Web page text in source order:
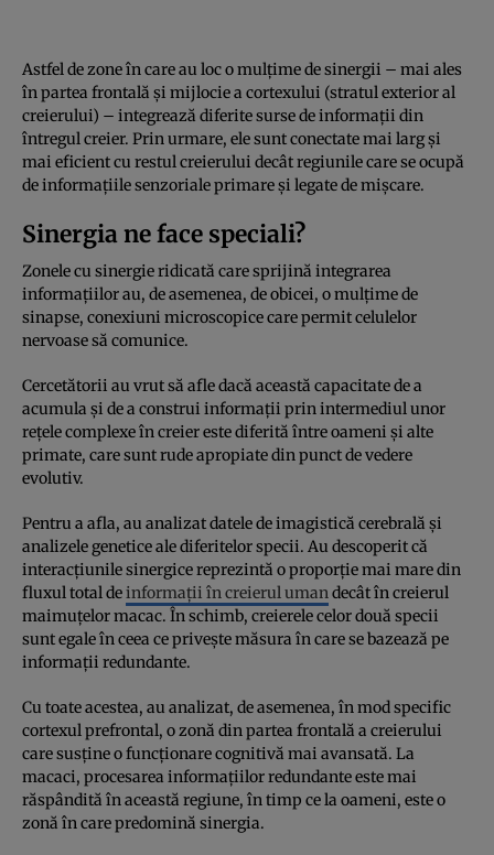
Astfel de zone în care au loc o mulțime de sinergii – mai ales
în partea frontală și mijlocie a cortexului (stratul exterior al
creierului) – integrează diferite surse de informații din
întregul creier. Prin urmare, ele sunt conectate mai larg și
mai eficient cu restul creierului decât regiunile care se ocupă
de informațiile senzoriale primare și legate de mișcare.
Sinergia ne face speciali?
Zonele cu sinergie ridicată care sprijină integrarea
informațiilor au, de asemenea, de obicei, o mulțime de
sinapse, conexiuni microscopice care permit celulelor
nervoase să comunice.
Cercetătorii au vrut să afle dacă această capacitate de a
acumula și de a construi informații prin intermediul unor
rețele complexe în creier este diferită între oameni și alte
primate, care sunt rude apropiate din punct de vedere
evolutiv.
Pentru a afla, au analizat datele de imagistică cerebrală și
analizele genetice ale diferitelor specii. Au descoperit că
interacțiunile sinergice reprezintă o proporție mai mare din
fluxul total deinformații în creierul umandecât în creierul
maimuțelor macac. În schimb, creierele celor două specii
sunt egale în ceea ce privește măsura în care se bazează pe
informații redundante.
Cu toate acestea, au analizat, de asemenea, în mod specific
cortexul prefrontal, o zonă din partea frontală a creierului
care susține o funcționare cognitivă mai avansată. La
macaci, procesarea informațiilor redundante este mai
răspândită în această regiune, în timp ce la oameni, este o
zonă în care predomină sinergia.